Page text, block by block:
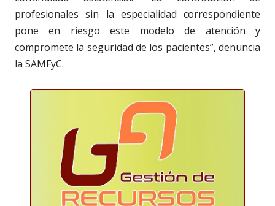
profesionales sin la especialidad correspondiente
pone en riesgo este modelo de atención y
compromete la seguridad de los pacientes”, denuncia
la SAMFyC.